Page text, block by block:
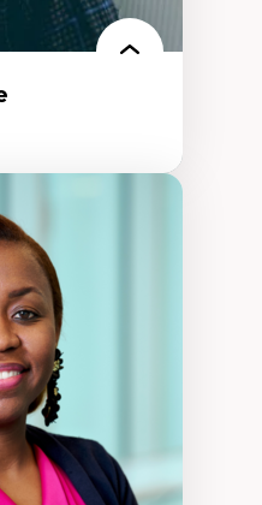
médiatiques
des auditoires
numériques à
et l’IA
et qualitative sur
de recherche
personne
Arendt
numérique
et normes